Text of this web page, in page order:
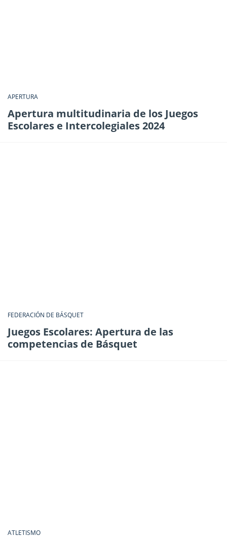
APERTURA
Apertura multitudinaria de los Juegos
Escolares e Intercolegiales 2024
FEDERACIÓN DE BÁSQUET
Juegos Escolares: Apertura de las
competencias de Básquet
ATLETISMO